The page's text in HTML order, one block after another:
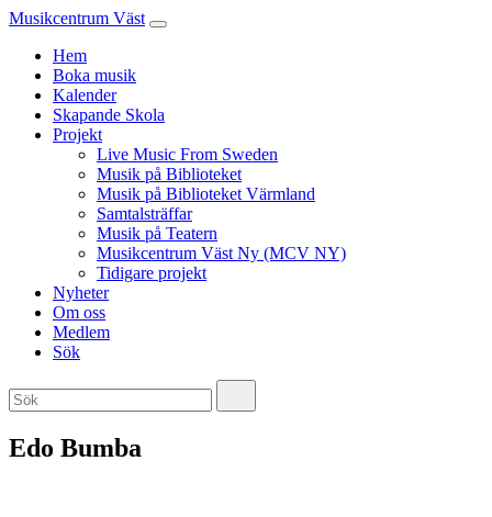
Musikcentrum Väst
Hem
Boka musik
Kalender
Skapande Skola
Projekt
Live Music From Sweden
Musik på Biblioteket
Musik på Biblioteket Värmland
Samtalsträffar
Musik på Teatern
Musikcentrum Väst Ny (MCV NY)
Tidigare projekt
Nyheter
Om oss
Medlem
Sök
Edo Bumba